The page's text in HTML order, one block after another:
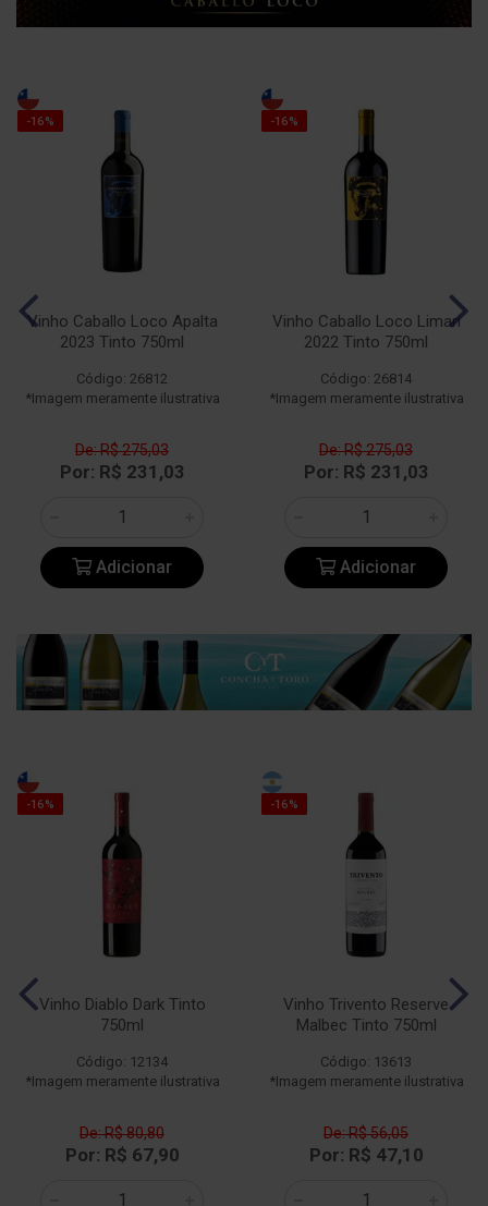
-16%
Vinho Caballo Loco Apalta
2023 Tinto 750ml
Código: 26812
*Imagem meramente ilustrativa
De: R$ 275,03
Por: R$ 231,03
Adicionar
-16%
Vinho Caballo Loco Limari
2022 Tinto 750ml
Código: 26814
*Imagem meramente ilustrativa
De: R$ 275,03
Por: R$ 231,03
Adicionar
-16%
Vinho Diablo Dark Tinto
750ml
Código: 12134
*Imagem meramente ilustrativa
De: R$ 80,80
Por: R$ 67,90
-16%
Vinho Trivento Reserve
Malbec Tinto 750ml
Código: 13613
*Imagem meramente ilustrativa
De: R$ 56,05
Por: R$ 47,10